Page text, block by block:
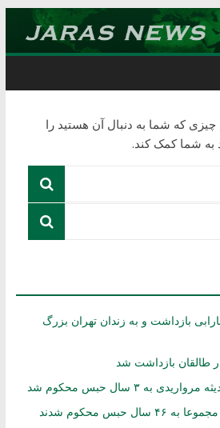
که شما به دنبال آن هستید را
به شما کمک کند.
بازداشت و به زندان تهران بزرگ
طالقان بازداشت شد
حبس محکوم شدند